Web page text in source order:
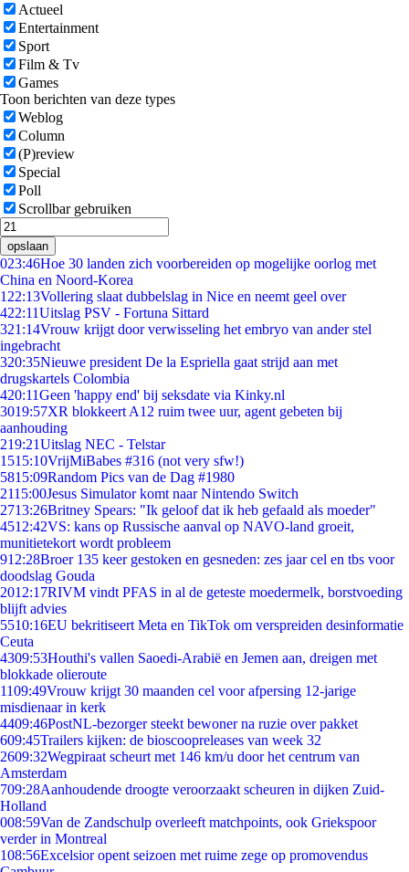
Actueel
Entertainment
Sport
Film & Tv
Games
Toon berichten van deze types
Weblog
Column
(P)review
Special
Poll
Scrollbar gebruiken
opslaan
023:46Hoe 30 landen zich voorbereiden op mogelijke oorlog met
China en Noord-Korea
1 22:13Vollering slaat dubbelslag in Nice en neemt geel over
422:11Uitslag PSV - Fortuna Sittard
321:14Vrouw krijgt door verwisseling het embryo van ander stel
ingebracht
320:35Nieuwe president De la Espriella gaat strijd aan met
drugskartels Colombia
420:11Geen 'happy end' bij seksdate via Kinky.nl
3019:57XR blokkeert A12 ruim twee uur, agent gebeten bij
aanhouding
219:21Uitslag NEC - Telstar
1515:10VrijMiBabes #316 (not very sfw!)
5815:09Random Pics van de Dag #1980
2115:00Jesus Simulator komt naar Nintendo Switch
2713:26Britney Spears: "Ik geloof dat ik heb gefaald als moeder"
4512:42VS: kans op Russische aanval op NAVO-land groeit,
munitietekort wordt probleem
912:28Broer 135 keer gestoken en gesneden: zes jaar cel en tbs voor
doodslag Gouda
2012:17RIVM vindt PFAS in al de geteste moedermelk, borstvoeding
blijft advies
5510:16EU bekritiseert Meta en TikTok om verspreiden desinformatie
Ceuta
4309:53Houthi's vallen Saoedi-Arabië en Jemen aan, dreigen met
blokkade olieroute
1109:49Vrouw krijgt 30 maanden cel voor afpersing 12-jarige
misdienaar in kerk
4409:46PostNL-bezorger steekt bewoner na ruzie over pakket
609:45Trailers kijken: de bioscoopreleases van week 32
2609:32Wegpiraat scheurt met 146 km/u door het centrum van
Amsterdam
709:28Aanhoudende droogte veroorzaakt scheuren in dijken Zuid-
Holland
008:59Van de Zandschulp overleeft matchpoints, ook Griekspoor
verder in Montreal
108:56Excelsior opent seizoen met ruime zege op promovendus